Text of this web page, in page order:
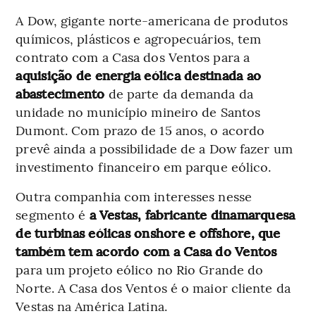
A Dow, gigante norte-americana de produtos
químicos, plásticos e agropecuários, tem
contrato com a Casa dos Ventos para a
aquisição de energia eólica destinada ao
abastecimento de parte da demanda da
unidade no município mineiro de Santos
Dumont. Com prazo de 15 anos, o acordo
prevê ainda a possibilidade de a Dow fazer um
investimento financeiro em parque eólico.
Outra companhia com interesses nesse
segmento é a Vestas, fabricante dinamarquesa
de turbinas eólicas onshore e offshore, que
também tem acordo com a Casa do Ventos
para um projeto eólico no Rio Grande do
Norte. A Casa dos Ventos é o maior cliente da
Vestas na América Latina.